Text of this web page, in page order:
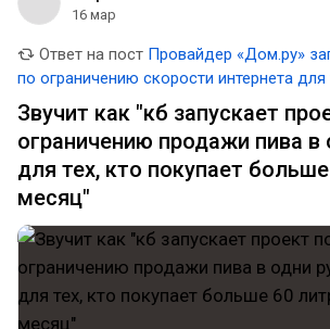
16 мар
Ответ на пост Провайдер «Дом.ру»
по ограничению скорости интернета для
превышает 3 ТБ в месяц
Звучит как "кб запускает
ограничению продажи пива в
для тех, кто покупает
месяц"